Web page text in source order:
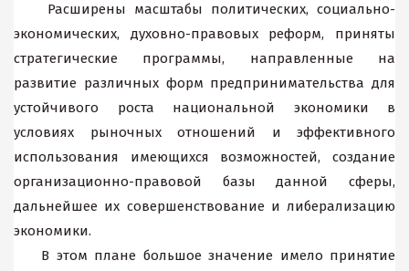
Расширены масштабы политических, социально-
экономических, духовно-правовых реформ, приняты
стратегические программы, направленные на
развитие различных форм предпринимательства для
устойчивого роста национальной экономики в
условиях рыночных отношений и эффективного
использования имеющихся возможностей, создание
организационно-правовой базы данной сферы,
дальнейшее их совершенствование и либерализацию
экономики.
В этом плане большое значение имело принятие